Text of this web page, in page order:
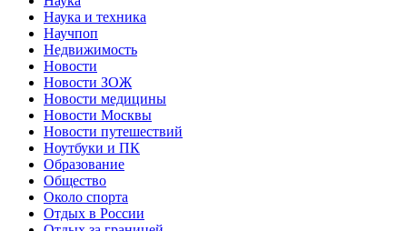
Наука и техника
Научпоп
Недвижимость
Новости
Новости ЗОЖ
Новости медицины
Новости Москвы
Новости путешествий
Ноутбуки и ПК
Образование
Общество
Около спорта
Отдых в России